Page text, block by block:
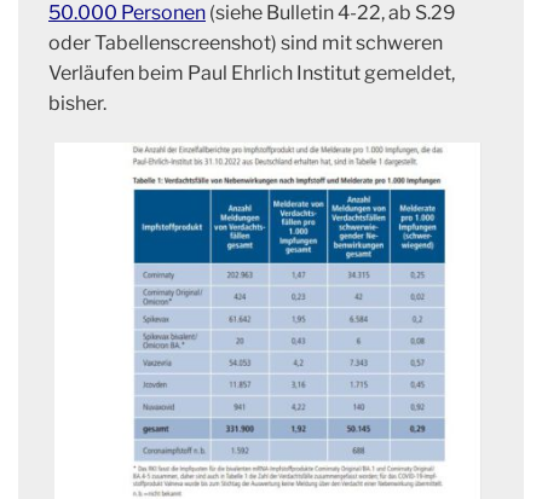
50.000 Personen (siehe Bulletin 4-22, ab S.29
oder Tabellenscreenshot) sind mit schweren
Verläufen beim Paul Ehrlich Institut gemeldet,
bisher.